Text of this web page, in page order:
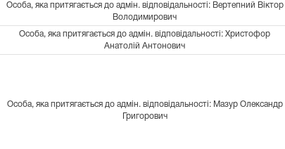
Особа, яка притягається до адмін. відповідальності: Вертепний Віктор
Володимирович
Особа, яка притягається до адмін. відповідальності: Христофор
Анатолій Антонович
Особа, яка притягається до адмін. відповідальності: Мазур Олександр
Григорович